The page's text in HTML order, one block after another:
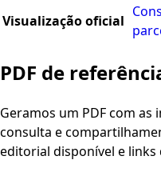
Visualização oficial
PDF de
Geramos um PDF com
consulta e
editorial disponível e links